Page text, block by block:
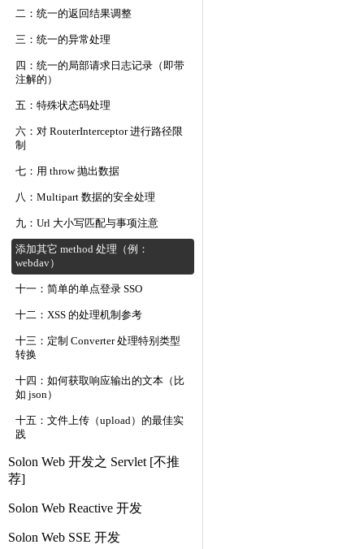
二：统一的返回结果调整
三：统一的异常处理
四：统一的局部请求日志记录（即带
注解的）
五：特殊状态码处理
六：对 RouterInterceptor 进行路径限
制
七：用 throw 抛出数据
八：Multipart 数据的安全处理
九：Url 大小写匹配与事项注意
添加其它 method 处理（例：
webdav）
十一：简单的单点登录 SSO
十二：XSS 的处理机制参考
十三：定制 Converter 处理特别类型
转换
十四：如何获取响应输出的文本（比
如 json）
十五：文件上传（upload）的最佳实
践
Solon Web 开发之 Servlet [不推
荐]
Solon Web Reactive 开发
Solon Web SSE 开发